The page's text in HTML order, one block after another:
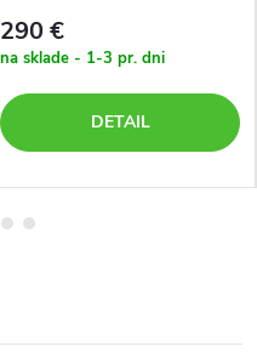
290 €
na sklade - 1-3 pr. dni
DETAIL